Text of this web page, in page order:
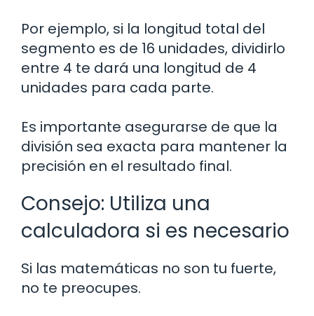
Por ejemplo, si la longitud total del
segmento es de 16 unidades, dividirlo
entre 4 te dará una longitud de 4
unidades para cada parte.
Es importante asegurarse de que la
división sea exacta para mantener la
precisión en el resultado final.
Consejo: Utiliza una
calculadora si es necesario
Si las matemáticas no son tu fuerte,
no te preocupes.